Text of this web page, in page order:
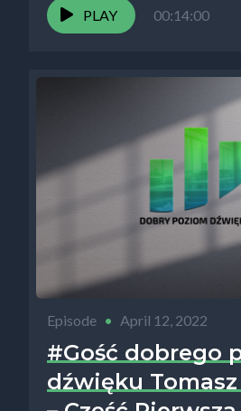
PLAY 00:14:00
Episode • April 12, 2022
#Gość dobrego
dźwięku